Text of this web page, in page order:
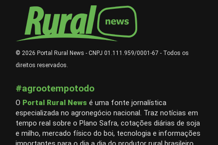
© 2026 Portal Rural News - CNPJ 01.111.959/0001-67 - Todos os
direitos reservados.
#agrootempotodo
O Portal Rural News é uma fonte jornalística
especializada no agronegócio nacional. Traz notícias em
tempo real sobre o Plano Safra, cotações diárias de soja
e milho, mercado físico do boi, tecnologia e informações